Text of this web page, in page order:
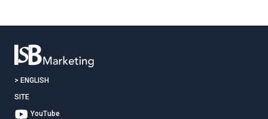
> ENGLISH
SITE
YouTube